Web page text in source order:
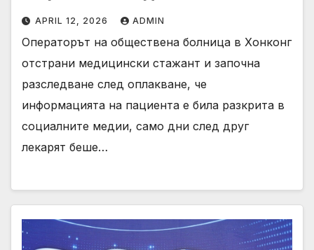
APRIL 12, 2026 ADMIN
Операторът на обществена болница в Хонконг
отстрани медицински стажант и започна
разследване след оплакване, че
информацията на пациента е била разкрита в
социалните медии, само дни след друг
лекарят беше…